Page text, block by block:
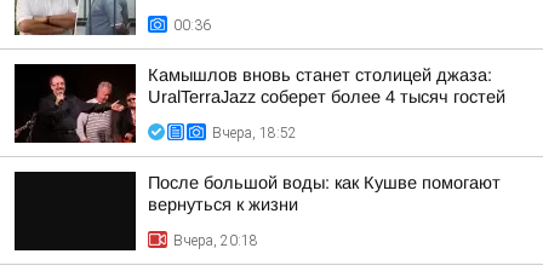
00:36
Камышлов вновь станет столицей джаза:
UralTerraJazz соберет более 4 тысяч гостей
Вчера, 18:52
После большой воды: как Кушве помогают
вернуться к жизни
Вчера, 20:18